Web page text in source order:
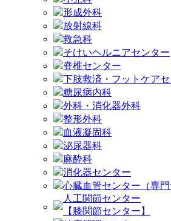
形成外科
放射線科
救急科
そけいヘルニアセンター
脊椎センター
下肢救済・フットケア
糖尿病内科
外科・消化器外科
整形外科
血液凝固科
泌尿器科
麻酔科
消化器センター
心臓血管センター（専門
人工関節センター
【膝関節センター】